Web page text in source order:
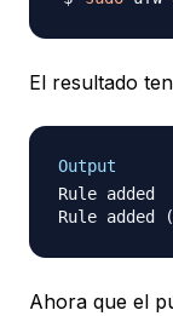
El resultado
Output
Rule added
Ahora que el